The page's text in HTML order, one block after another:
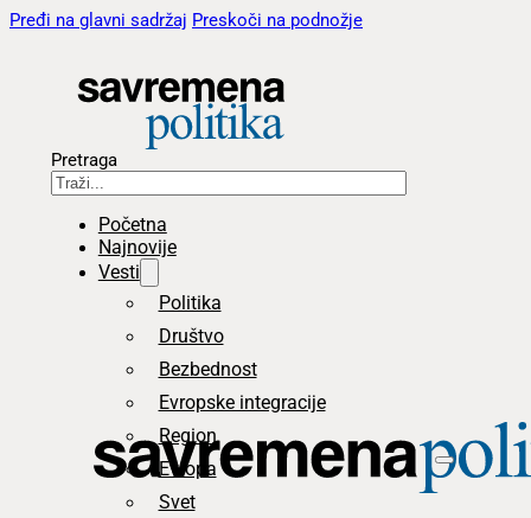
Pređi na glavni sadržaj Preskoči na podnožje
Pretraga
Početna
Najnovije
Vesti
Politika
Društvo
Bezbednost
Evropske integracije
Region
Evropa
Svet